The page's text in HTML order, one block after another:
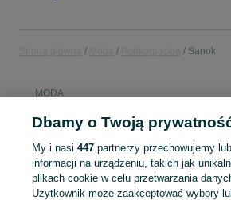
Sanok
MODA
Dbamy o Twoją
My i nasi 447partnerzy przechowujemy
informacji na urządzeniu, takich jak
plikach cookie w celu przetwarzania
Użytkownik może zaakceptować wybory